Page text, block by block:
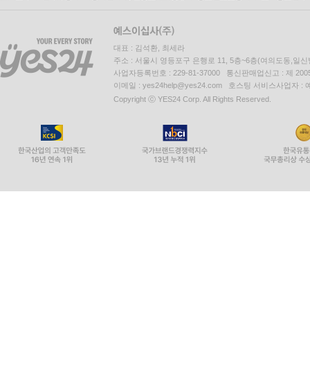
대표 : 김석환, 최세라
주소 : 서울시 영등포구 은행로 11, 5층~6층(여의도동,일신
사업자등록번호 : 229-81-37000 통신판매업신고 : 제
이메일 : yes24help@yes24.com 호스팅 서비스사업자 :
Copyright ⓒ YES24 Corp. All Rights Reserved.